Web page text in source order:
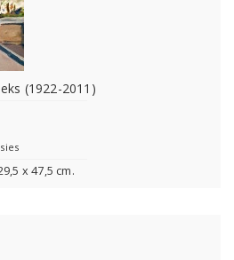
(1922-2011)
x 47,5 cm.